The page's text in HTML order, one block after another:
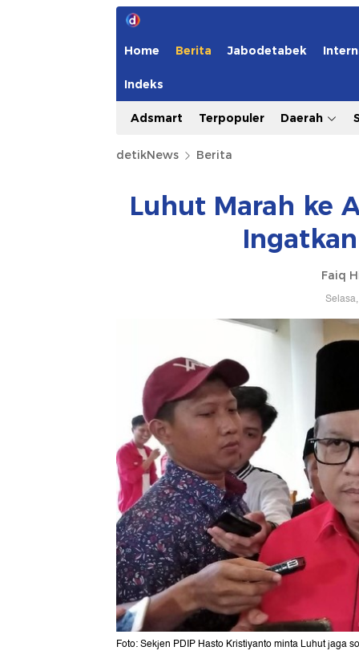
Home Berita Jabodetabek
Indeks
Adsmart Terpopuler Daerah
detikNews Berita
Luhut Marah ke
Faiq
Foto: Sekjen PDIP Hasto Kristiyanto minta Luhut jaga